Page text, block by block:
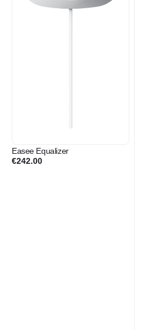
Easee Equalizer
€242.00